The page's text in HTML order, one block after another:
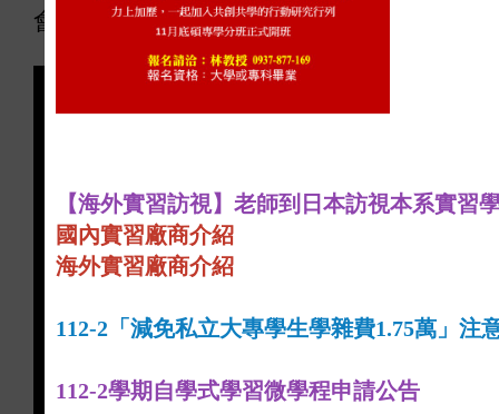
會共同合作，研習學員爆滿！
【海外實習訪視】老師到日本訪視本系實習
國內實習廠商介紹
海外實習廠商介紹
112-2 「減免私立大專學生學雜費1.75萬」注
112-2學期自學式學習微學程申請公告